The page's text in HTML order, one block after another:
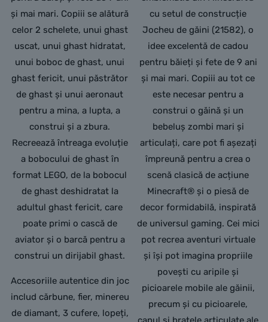
și mai mari. Copiii se alătură
celor 2 schelete, unui ghast
uscat, unui ghast hidratat,
unui boboc de ghast, unui
ghast fericit, unui păstrător
de ghast și unui aeronaut
pentru a mina, a lupta, a
construi și a zbura.
Recreează întreaga evoluție
a bobocului de ghast în
format LEGO, de la bobocul
de ghast deshidratat la
adultul ghast fericit, care
poate primi o cască de
aviator și o barcă pentru a
construi un dirijabil ghast.
Accesoriile autentice din joc
includ cărbune, fier, minereu
de diamant, 3 cufere, lopeți,
cu setul de construcție
Jocheu de găini (21582), o
idee excelentă de cadou
pentru băieți și fete de 9 ani
și mai mari. Copiii au tot ce
este necesar pentru a
construi o găină și un
bebeluș zombi mari și
articulați, care pot fi așezați
împreună pentru a crea o
scenă clasică de acțiune
Minecraft® și o piesă de
decor formidabilă, inspirată
de universul gaming. Cei mici
pot recrea aventuri virtuale
și își pot imagina propriile
povești cu aripile și
picioarele mobile ale găinii,
precum și cu picioarele,